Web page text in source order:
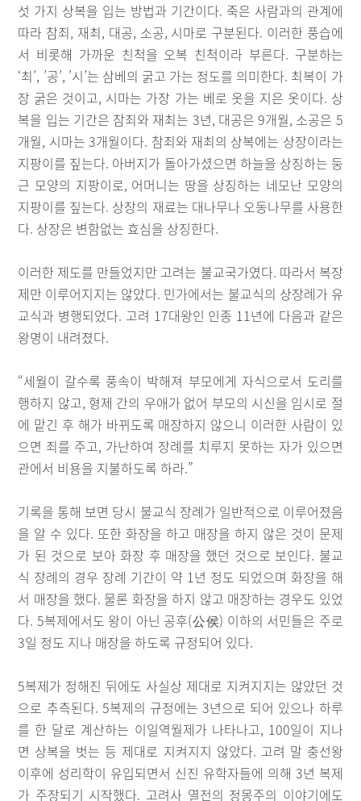
섯 가지 상복을 입는 방법과 기간이다. 죽은 사람과의 관계에
따라 참죄, 재최, 대공, 소공, 시마로 구분된다. 이러한 풍습에
서 비롯해 가까운 친척을 오복 친척이라 부른다. 구분하는
‘최’, ’공’, ’시’는 삼베의 굵고 가는 정도를 의미한다. 최복이 가
장 굵은 것이고, 시마는 가장 가는 베로 옷을 지은 옷이다. 상
복을 입는 기간은 참죄와 재최는 3년, 대공은 9개월, 소공은 5
개월, 시마는 3개월이다. 참죄와 재최의 상복에는 상장이라는
지팡이를 짚는다. 아버지가 돌아가셨으면 하늘을 상징하는 둥
근 모양의 지팡이로, 어머니는 땅을 상징하는 네모난 모양의
지팡이를 짚는다. 상장의 재료는 대나무나 오동나무를 사용한
다. 상장은 변함없는 효심을 상징한다.
이러한 제도를 만들었지만 고려는 불교국가였다. 따라서 복장
제만 이루어지지는 않았다. 민가에서는 불교식의 상장례가 유
교식과 병행되었다. 고려 17대왕인 인종 11년에 다음과 같은
왕명이 내려졌다.
“세월이 갈수록 풍속이 박해져 부모에게 자식으로서 도리를
행하지 않고, 형제 간의 우애가 없어 부모의 시신을 임시로 절
에 맡긴 후 해가 바뀌도록 매장하지 않으니 이러한 사람이 있
으면 죄를 주고, 가난하여 장례를 치루지 못하는 자가 있으면
관에서 비용을 지불하도록 하라.”
기록을 통해 보면 당시 불교식 장례가 일반적으로 이루어졌음
을 알 수 있다. 또한 화장을 하고 매장을 하지 않은 것이 문제
가 된 것으로 보아 화장 후 매장을 했던 것으로 보인다. 불교
식 장례의 경우 장례 기간이 약 1년 정도 되었으며 화장을 해
서 매장을 했다. 물론 화장을 하지 않고 매장하는 경우도 있었
다. 5복제에서도 왕이 아닌 공후(公侯) 이하의 서민들은 주로
3일 정도 지나 매장을 하도록 규정되어 있다.
5복제가 정해진 뒤에도 사실상 제대로 지켜지지는 않았던 것
으로 추측된다. 5복제의 규정에는 3년으로 되어 있으나 하루
를 한 달로 계산하는 이일역월제가 나타나고, 100일이 지나
면 상복을 벗는 등 제대로 지켜지지 않았다. 고려 말 충선왕
이후에 성리학이 유입되면서 신진 유학자들에 의해 3년 복제
가 주장되기 시작했다. 고려사 열전의 정몽주의 이야기에도